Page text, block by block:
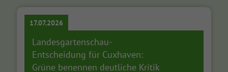
17.07.2026
Landesgartenschau-
Entscheidung für Cuxhaven:
Grüne benennen deutliche Kritik